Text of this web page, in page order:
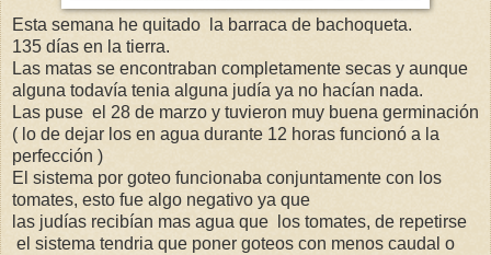
Esta semana he quitado la barraca de bachoqueta.
135 días en la tierra.
Las matas se encontraban completamente secas y aunque
alguna todavía tenia alguna judía ya no hacían nada.
Las puse el 28 de marzo y tuvieron muy buena germinación
( lo de dejar los en agua durante 12 horas funcionó a la
perfección )
El sistema por goteo funcionaba conjuntamente con los
tomates, esto fue algo negativo ya que
las judías recibían mas agua que los tomates, de repetirse
el sistema tendria que poner goteos con menos caudal o